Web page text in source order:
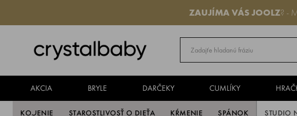
ZAUJÍMA VÁSJOOLZ? -
AKCIA BRYLE DARČEKY CUMLÍKY
KOJENIE STAROSTLIVOSŤ O DIEŤA KŔMENIE SPÁNOK STUDIO